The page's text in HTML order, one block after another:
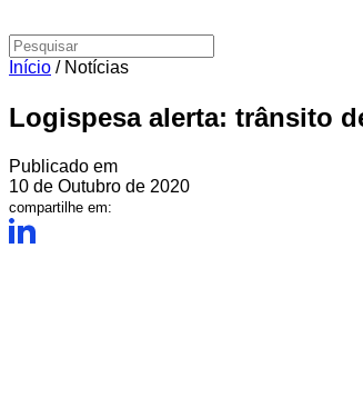
Início / Notícias
Logispesa alerta: trânsito
Publicado em
10 de Outubro de 2020
compartilhe em: